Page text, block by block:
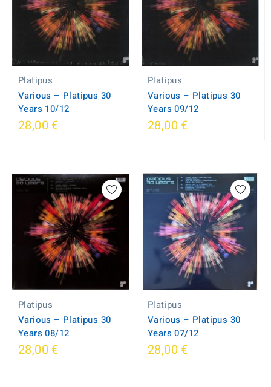
Platipus
Various – Platipus 30
Years 10/12
28,00 €
Platipus
Various – Platipus 30
Years 09/12
28,00 €
Platipus
Various – Platipus 30
Years 08/12
28,00 €
Platipus
Various – Platipus 30
Years 07/12
28,00 €